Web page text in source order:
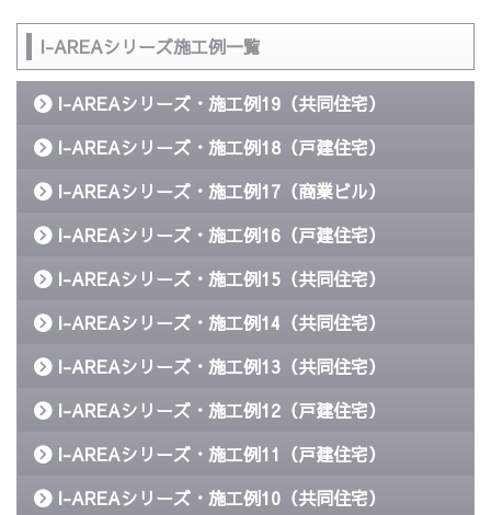
I-AREAシリーズ施工例一覧
I-AREAシリーズ・施工例19（共同住宅）
I-AREAシリーズ・施工例18（戸建住宅）
I-AREAシリーズ・施工例17（商業ビル）
I-AREAシリーズ・施工例16（戸建住宅）
I-AREAシリーズ・施工例15（共同住宅）
I-AREAシリーズ・施工例14（共同住宅）
I-AREAシリーズ・施工例13（共同住宅）
I-AREAシリーズ・施工例12（戸建住宅）
I-AREAシリーズ・施工例11（戸建住宅）
I-AREAシリーズ・施工例10（共同住宅）